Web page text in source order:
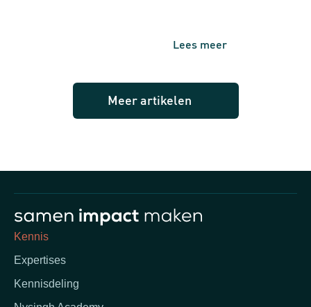
Lees meer
Meer artikelen
Kennis
Expertises
Kennisdeling